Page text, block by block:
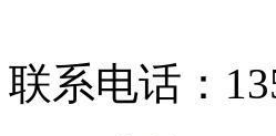
联系电话：